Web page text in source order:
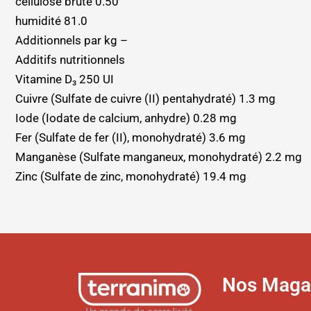
humidité 81.0
Additionnels par kg –
Additifs nutritionnels
Vitamine D₃ 250 UI
Cuivre (Sulfate de cuivre (II) pentahydraté) 1.3 mg
Iode (Iodate de calcium, anhydre) 0.28 mg
Fer (Sulfate de fer (II), monohydraté) 3.6 mg
Manganèse (Sulfate manganeux, monohydraté) 2.2 mg
Zinc (Sulfate de zinc, monohydraté) 19.4 mg
Nos